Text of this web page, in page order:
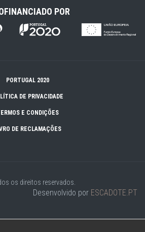
POR
PORTUGAL 2020
DE PRIVACIDADE
E CONDIÇÕES
DE RECLAMAÇÕES
os direitos reservados.
Desenvolvido por ESCADOTE.PT